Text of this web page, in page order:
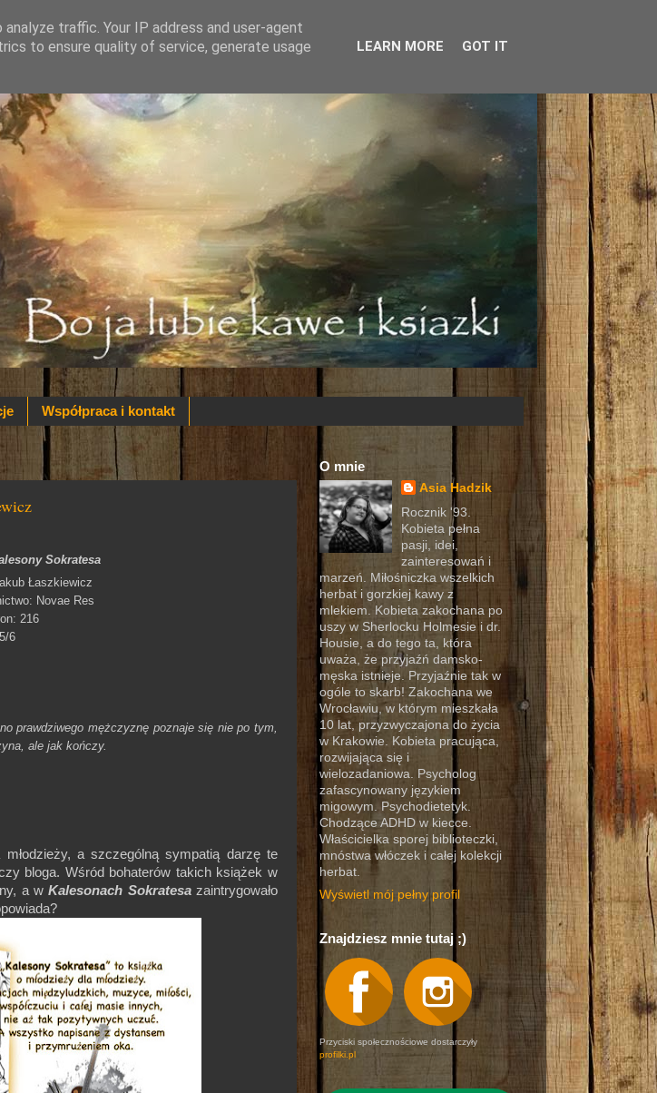
Współpraca i kontakt
Sokratesa
Łaszkiewicz
Novae Res
216
6
prawdziwego mężczyznę poznaje się nie po tym,
ale jak kończy.
a szczególną sympatią darzę te
bloga. Wśród bohaterów takich książek w
a wKalesonach Sokratesazaintrygowało
O mnie
Asia Hadzik
Rocznik '93.
Kobieta pełna
pasji, idei,
zainteresowań i
marzeń. Miłośniczka wszelkich
herbat i gorzkiej kawy z
mlekiem. Kobieta zakochana po
uszy w Sherlocku Holmesie i dr.
Housie, a do tego ta, która
uważa, że przyjaźń damsko-
męska istnieje. Przyjaźnie tak w
ogóle to skarb! Zakochana we
Wrocławiu, w którym mieszkała
10 lat, przyzwyczajona do życia
w Krakowie. Kobieta pracująca,
rozwijająca się i
wielozadaniowa. Psycholog
zafascynowany językiem
migowym. Psychodietetyk.
Chodzące ADHD w kiecce.
Właścicielka sporej biblioteczki,
mnóstwa włóczek i całej kolekcji
herbat.
Wyświetl mój pełny profil
Znajdziesz mnie tutaj ;)
Przyciski społecznościowe dostarczyły
profilki.pl
traffic. Your IP address and user-agent
to ensure quality of service, generate usage
LEARN MORE GOT IT